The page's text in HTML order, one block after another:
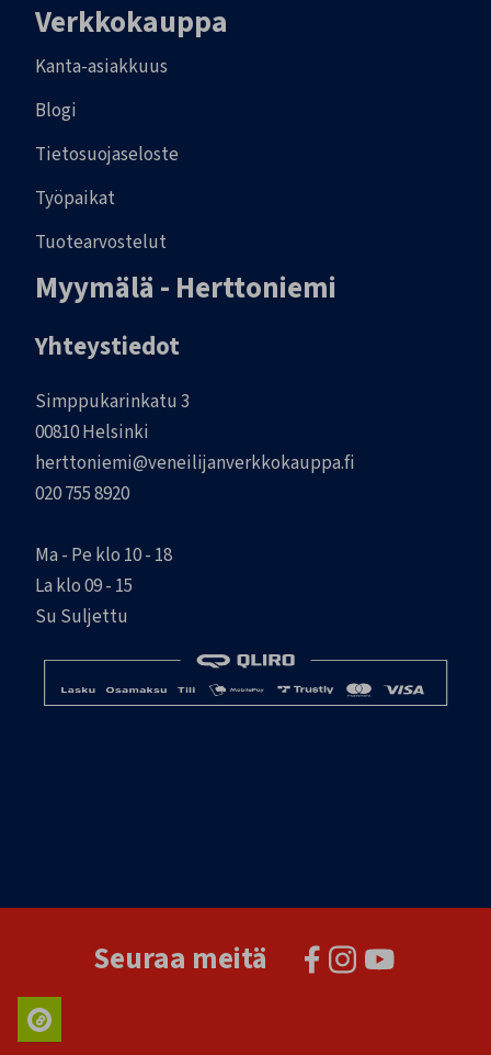
Verkkokauppa
Kanta-asiakkuus
Blogi
Tietosuojaseloste
Työpaikat
Tuotearvostelut
Myymälä - Herttoniemi
Yhteystiedot
Simppukarinkatu 3
00810 Helsinki
herttoniemi@veneilijanverkkokauppa.fi
020 755 8920
Ma - Pe klo 10 - 18
La klo 09 - 15
Su Suljettu
Seuraa meitä